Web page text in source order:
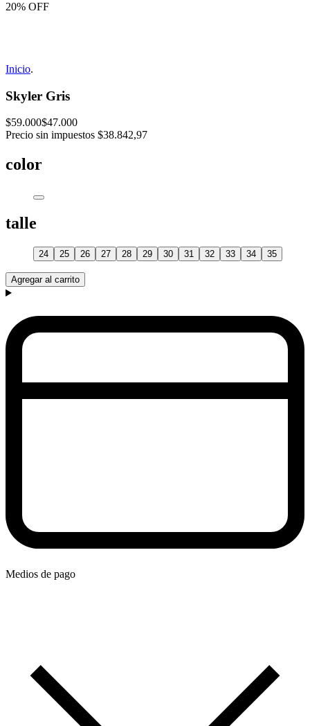
20% OFF
Inicio.
Skyler Gris
$59.000$47.000
Precio sin impuestos $38.842,97
color
talle
24 25 26 27 28 29 30 31 32 33 34 35
Agregar al carrito
Medios de pago